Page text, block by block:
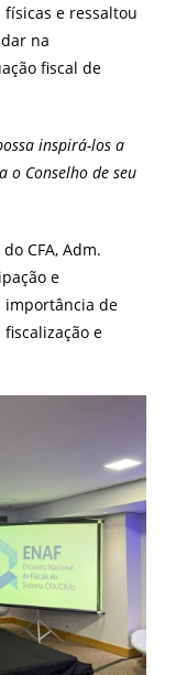
físicas e ressaltou
na
fiscal de
inspirá-los a
o Conselho de seu
CFA, Adm.
e
importância de
e